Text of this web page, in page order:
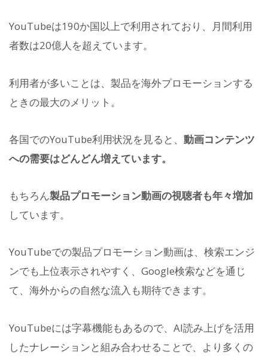
YouTubeは190か国以上で利用されており、月間利用
者数は20億人を超えています。
利用者が多いことは、製品を海外プロモーションする
ときの最大のメリット。
各国でのYouTube利用状況を見ると、 動画コンテンツ
への需要はどんどん増えています。
もちろん製品プロモーション動画の視聴者も年々増加
しています。
YouTubeでの製品プロモーション動画は、検索エンジ
ンでも上位表示されやすく、Google検索などを通じ
て、海外からの自然な流入も期待できます。
YouTubeには字幕機能もあるので、AI読み上げを活用
したナレーションと組み合わせることで、より多くの